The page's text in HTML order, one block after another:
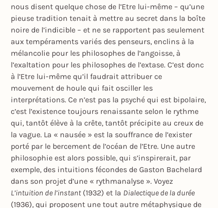
nous disent quelque chose de l’Etre lui-même – qu’une
pieuse tradition tenait à mettre au secret dans la boîte
noire de l’indicible – et ne se rapportent pas seulement
aux tempéraments variés des penseurs, enclins à la
mélancolie pour les philosophes de l’angoisse, à
l’exaltation pour les philosophes de l’extase. C’est donc
à l’Etre lui-même qu’il faudrait attribuer ce
mouvement de houle qui fait osciller les
interprétations. Ce n’est pas la psyché qui est bipolaire,
c’est l’existence toujours renaissante selon le rythme
qui, tantôt élève à la crête, tantôt précipite au creux de
la vague. La « nausée » est la souffrance de l’exister
porté par le bercement de l’océan de l’Etre. Une autre
philosophie est alors possible, qui s’inspirerait, par
exemple, des intuitions fécondes de Gaston Bachelard
dans son projet d’une « rythmanalyse ». Voyez
L’intuition de l’instant(1932) et la Dialectique de la durée
(1936), qui proposent une tout autre métaphysique de